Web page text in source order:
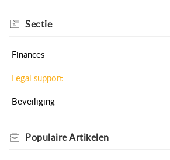
Sectie
Finances
Legal support
Beveiliging
PopulaireArtikelen